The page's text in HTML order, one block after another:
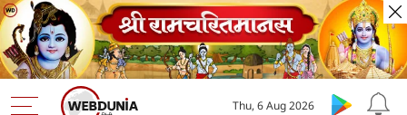
Thu, 6 Aug 2026